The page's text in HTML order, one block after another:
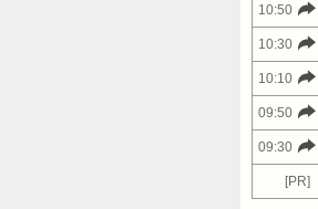
10:50
10:30
10:10
09:50
09:30
[PR]